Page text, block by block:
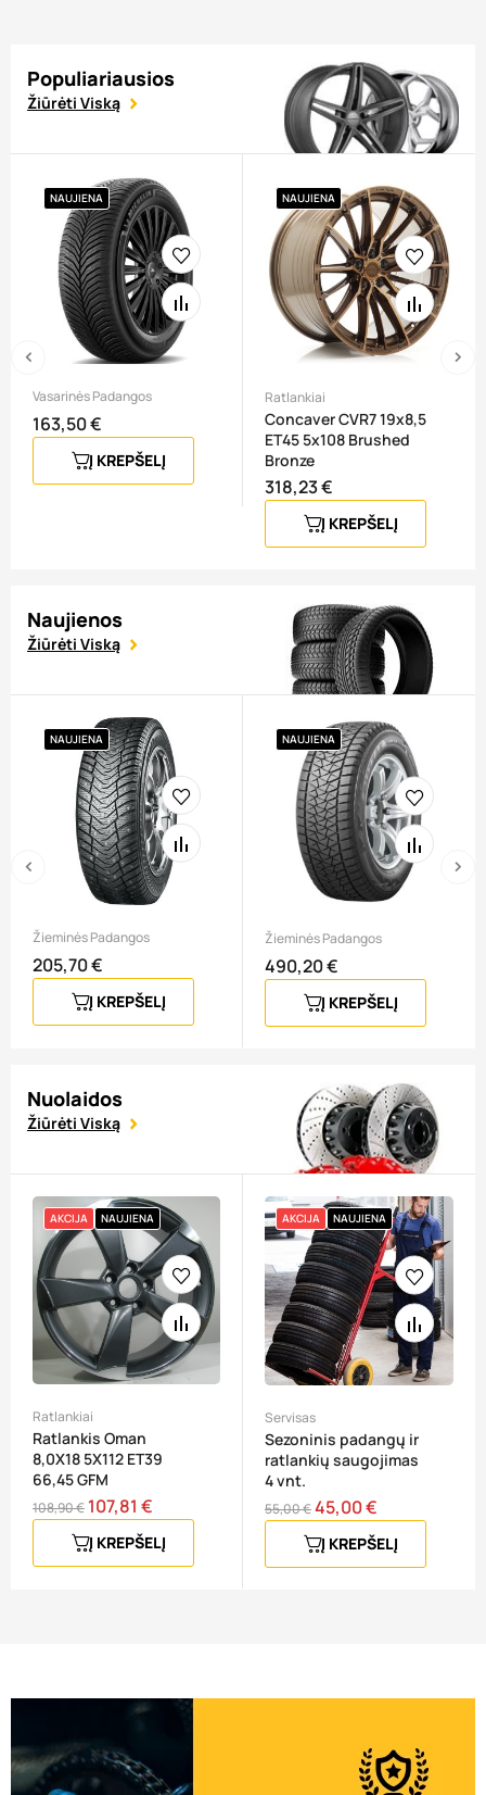
Populiariausios
Žiūrėti Viską
NAUJIENA
Vasarinės Padangos
Kaina
163,50 €
Į KREPŠELĮ
NAUJIENA
Ratlankiai
Concaver CVR7 19x8,5
ET45 5x108 Brushed
Bronze
Kaina
318,23 €
Į KREPŠELĮ
‹
Naujienos
Žiūrėti Viską
NAUJIENA
Žieminės Padangos
Kaina
205,70 €
Į KREPŠELĮ
NAUJIENA
Žieminės Padangos
Kaina
490,20 €
Į KREPŠELĮ
Nuolaidos
Žiūrėti Viską
AKCIJA NAUJIENA
Ratlankiai
Ratlankis Oman
8,0X18 5X112 ET39
66,45 GFM
Bazinė
kaina
108,90 € Kaina
107,81 €
Į KREPŠELĮ
AKCIJA NAUJIENA
Servisas
Sezoninis padangų ir
ratlankių saugojimas
4 vnt.
Bazinė
kaina
55,00 €Kaina
45,00 €
Į KREPŠELĮ